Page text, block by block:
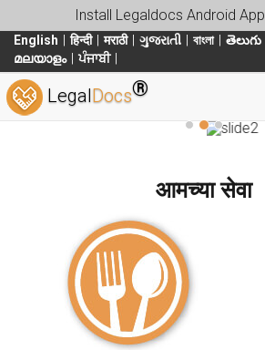
Install Legaldocs Android App
English हिन्दी मराठी ગુજરાતી বাংলা తెలుగు
മലയാളം
ਪੰਜਾਬੀ
LegalDocs®
आमच्या सेवा